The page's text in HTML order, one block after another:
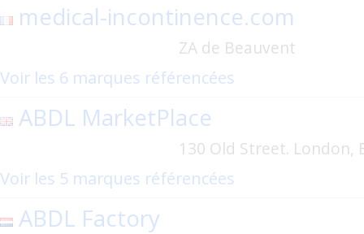
medical-incontinence.com
ZA de Beauvent
Voir les 6 marques référencées
ABDL MarketPlace
130 Old Street. London,
Voir les 5 marques référencées
ABDL Factory